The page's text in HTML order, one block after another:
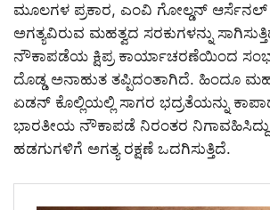
ಮೂಲಗಳ ಪ್ರಕಾರ, ಎಂವಿ ಗೋಲ್ಡನ್ ಆರ್ಸೆನಲ್
ಅಗತ್ಯವಿರುವ ಮಹತ್ವದ ಸರಕುಗಳನ್ನು
ನೌಕಾಪಡೆಯ ಕ್ಷಿಪ್ರ ಕಾರ್ಯಾಚರಣೆಯಿಂದ
ದೊಡ್ಡ ಅನಾಹುತ ತಪ್ಪಿದಂತಾಗಿದೆ. ಹಿಂದೂ
ಏಡನ್ ಕೊಲ್ಲಿಯಲ್ಲಿ ಸಾಗರ ಭದ್ರತೆಯನ್ನು
ಭಾರತೀಯ ನೌಕಾಪಡೆ ನಿರಂತರ ನಿಗಾವಹಿಸಿದ್ದು,
ಹಡಗುಗಳಿಗೆ ಅಗತ್ಯ ರಕ್ಷಣೆ ಒದಗಿಸುತ್ತಿದೆ.